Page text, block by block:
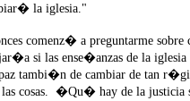
la iglesia."
comenz� a preguntarme
si las ense�anzas de la
tambi�n de cambiar de tan
las cosas. �Qu� hay de la